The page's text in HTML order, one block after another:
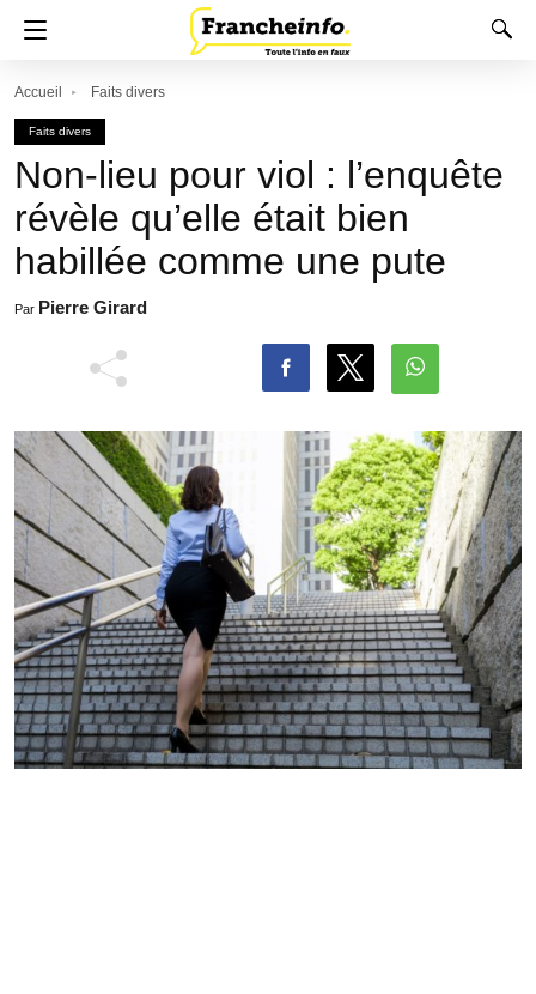
Accueil Faits divers
Faits divers
Non-lieu pour viol : l’enquête
révèle qu’elle était bien
habillée comme une pute
Par Pierre Girard